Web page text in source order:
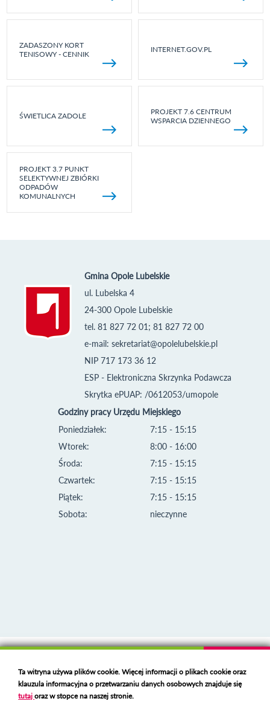
ZADASZONY KORT
TENISOWY - CENNIK
INTERNET.GOV.PL
ŚWIETLICA ZADOLE
PROJEKT 7.6 CENTRUM
WSPARCIA DZIENNEGO
PROJEKT 3.7 PUNKT
SELEKTYWNEJ ZBIÓRKI
ODPADÓW
KOMUNALNYCH
Gmina Opole Lubelskie
ul. Lubelska 4
24-300 Opole Lubelskie
tel. 81 827 72 01; 81 827 72 00
e-mail: sekretariat@opolelubelskie.pl
NIP 717 173 36 12
ESP - Elektroniczna Skrzynka Podawcza
Skrytka ePUAP: /0612053/umopole
Godziny pracy Urzędu Miejskiego
Poniedziałek:
Wtorek:
Środa:
Czwartek:
Piątek:
Sobota:
7:15 - 15:15
8:00 - 16:00
7:15 - 15:15
7:15 - 15:15
7:15 - 15:15
nieczynne
Deklaracja dostępności
Polski serwer RBLhttps://polspam.pl/
Ta witryna używa plików cookie. Więcej informacji o plikach cookie oraz
klauzula informacyjna o przetwarzaniu danych osobowych znajduje się
tutajoraz w stopce na naszej stronie.